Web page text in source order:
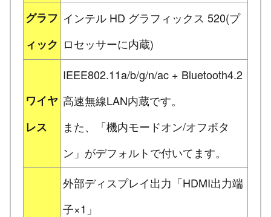
グラフ
ィック
インテル HD グラフィックス 520(プ
ロセッサーに内蔵)
ワイヤ
レス
IEEE802.11a/b/g/n/ac + Bluetooth4.2
高速無線LAN内蔵です。
また、「機内モードオン/オフボタ
ン」がデフォルトで付いてます。
外部ディスプレイ出力「HDMI出力端
子×1」